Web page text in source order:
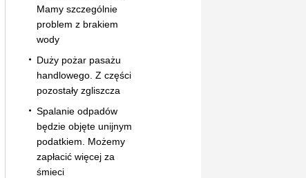
Mamy szczególnie
problem z brakiem
wody
Duży pożar pasażu
handlowego. Z części
pozostały zgliszcza
Spalanie odpadów
będzie objęte unijnym
podatkiem. Możemy
zapłacić więcej za
śmieci